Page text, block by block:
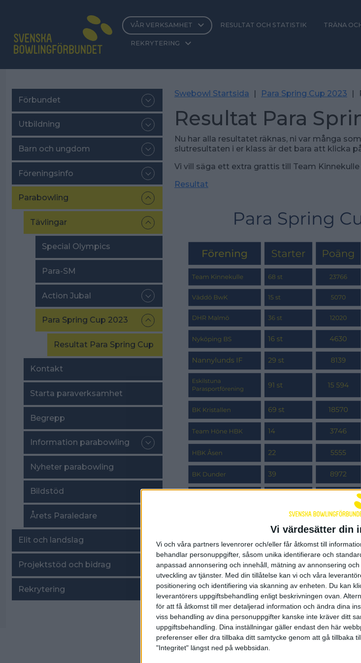
Vi värdesätter din
Vi och våra partners levenrorer och/eller får åtkomst till
behandlar personuppgifter, såsom unika identifierare och
anpassad annonsering och innehåll, mätning av annonsering
utveckling av tjänster. Med din tillåtelse kan vi och våra
positionering och identifiering via skanning av enheten. Du kan
leverantörers uppgiftsbehandling enligt beskrivningen ovan.
för att få åtkomst till mer detaljerad information och ändra dina
viss behandling av dina personuppgifter kanske inte kräver ditt
uppgiftsbehandling. Dina inställningar gäller endast den här
preferenser eller dra tillbaka ditt samtycke genom att gå tillbaka
"Integritet" längst ned på webbsidan.
VÅR VERKSAMHET RESULTAT OCH STATISTIK TRÄNA
REKRYTERING
Förbundet
Utbildning
Barn och ungdom
Föreningsinfo
Parabowling
Tävlingar
Special Olympics
Para-SM
Action Jubal
Para Spring Cup 2023
Resultat Para Spring Cup
Kontakt
Starta paraverksamhet
Begrepp
Information parabowling
Nyheter parabowling
Bildstöd
Årets Paraledare
Elit och landslag
Projektstöd och bidrag
Rekrytering
Swebowl Startsida | Para Spring Cup 2023 |
Resultat Para
Nu har alla resultatet räknas, ni var många
slutresultaten i er klass är det bara att klicka
Vi vill säga ett extra grattis till Team
Resultat
Senast uppdaterad:23-05-30 avLinus Wirén
Sponsorer och